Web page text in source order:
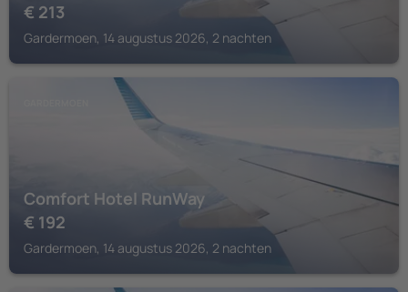
€ 213
Gardermoen, 14 augustus 2026, 2 nachten
Comfort Hotel RunWay
€ 192
Gardermoen, 14 augustus 2026, 2 nachten